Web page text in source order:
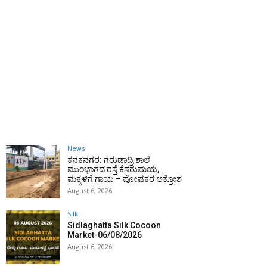
News
ಕನಕನಗರ: ಗರುಡಾದ್ರಿ ಶಾಲೆ
ಮುಂಭಾಗದ ರಸ್ತೆ ಕೆಸರುಮಯ,
ಮಕ್ಕಳಿಗೆ ಗಾಯ – ಪೋಷಕರ ಆಕ್ರೋಶ
August 6, 2026
Silk
Sidlaghatta Silk Cocoon
Market-06/08/2026
August 6, 2026